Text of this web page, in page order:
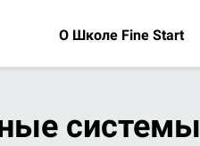
О Школе Fine Start
системы